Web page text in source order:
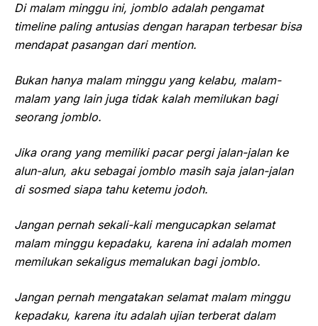
Di malam minggu ini, jomblo adalah pengamat
timeline paling antusias dengan harapan terbesar bisa
mendapat pasangan dari mention.
Bukan hanya malam minggu yang kelabu, malam-
malam yang lain juga tidak kalah memilukan bagi
seorang jomblo.
Jika orang yang memiliki pacar pergi jalan-jalan ke
alun-alun, aku sebagai jomblo masih saja jalan-jalan
di sosmed siapa tahu ketemu jodoh.
Jangan pernah sekali-kali mengucapkan selamat
malam minggu kepadaku, karena ini adalah momen
memilukan sekaligus memalukan bagi jomblo.
Jangan pernah mengatakan selamat malam minggu
kepadaku, karena itu adalah ujian terberat dalam